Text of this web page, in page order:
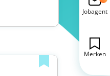
Jobagent
Merken